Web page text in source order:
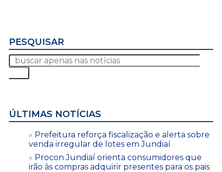
PESQUISAR
ÚLTIMAS NOTÍCIAS
Prefeitura reforça fiscalização e alerta sobre
venda irregular de lotes em Jundiaí
Procon Jundiaí orienta consumidores que
irão às compras adquirir presentes para os pais